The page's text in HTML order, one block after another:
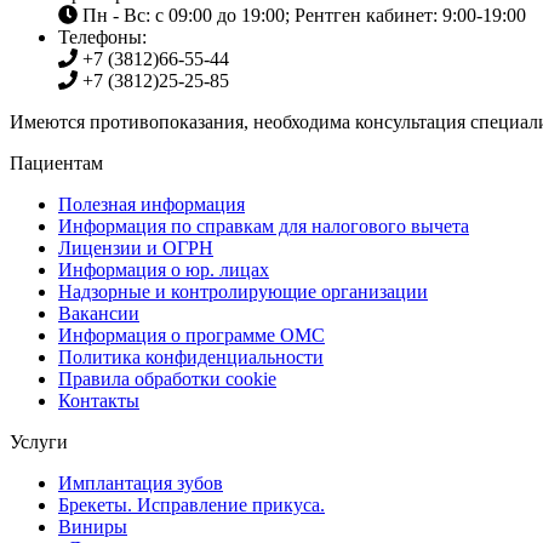
Пн - Вс: с 09:00 до 19:00; Рентген кабинет: 9:00-19:00
Телефоны:
+7 (3812)66-55-44
+7 (3812)25-25-85
Имеются противопоказания, необходима консультация
Пациентам
Полезная информация
Информация по справкам для налогового вычета
Лицензии и ОГРН
Информация о юр. лицах
Надзорные и контролирующие организации
Вакансии
Информация о программе ОМС
Политика конфиденциальности
Правила обработки cookie
Контакты
Услуги
Имплантация зубов
Брекеты. Исправление прикуса.
Виниры